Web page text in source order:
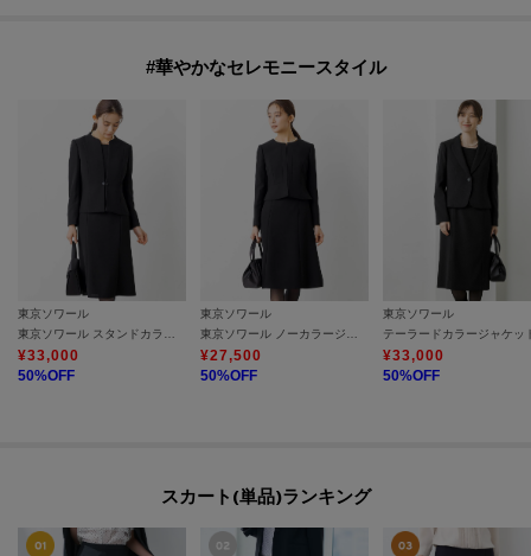
#華やかなセレモニースタイル
東京ソワール
東京ソワール スタンドカラージャケット+前開きワンピース 2点セット 【喪服・礼服・ブラックフォーマル】
¥33,000
50%OFF
東京ソワール
東京ソワール ノーカラージャケット+前開きワンピース 2点セット 【喪服・礼服・ブラックフォーマル】
¥27,500
50%OFF
東京ソワール
¥33,000
50%OFF
スカート(単品)ランキング